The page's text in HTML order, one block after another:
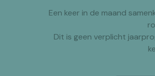
Een keer in de maand
Dit is geen verplicht